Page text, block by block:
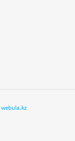
webula.kz